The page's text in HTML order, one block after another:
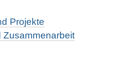
Projekte
Zusammenarbeit